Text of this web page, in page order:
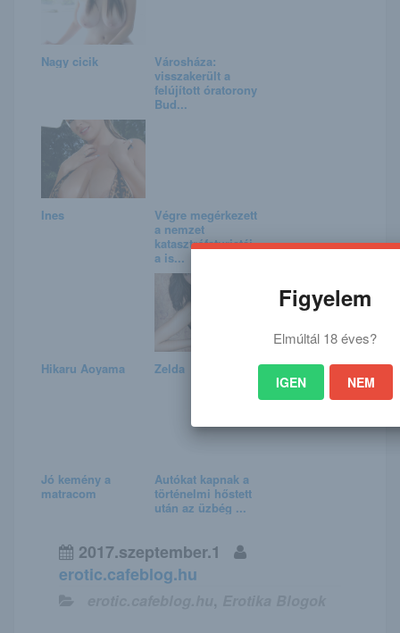
Nagy cicik
Városháza:
visszakerült a
felújított óratorony
Bud...
Ines
Végre megérkezett
a nemzet
katasztrófaturistáj
a is...
Hikaru Aoyama Zelda
Jó kemény a
matracom
Autókat kapnak a
történelmi hőstett
után az üzbég ...
2017.szeptember.1
erotic.cafeblog.hu
,
Figyelem
Elmúltál 18 éves?
IGEN NEM